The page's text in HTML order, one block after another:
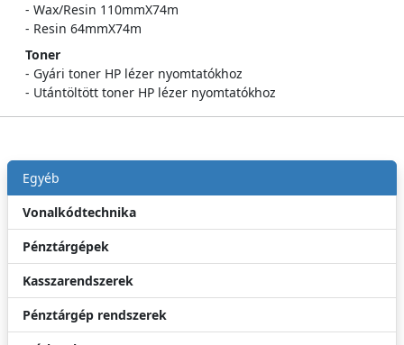
Egyéb
Vonalkódtechnika
Pénztárgépek
Kasszarendszerek
Pénztárgép rendszerek
- Wax/Resin 110mmX74m
- Resin 64mmX74m
Toner
- Gyári toner HP lézer nyomtatókhoz
- Utántöltött toner HP lézer nyomtatókhoz